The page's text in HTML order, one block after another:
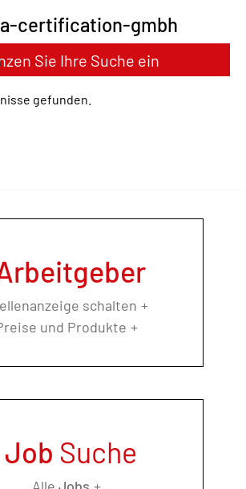
certification-gmbh
Sie Ihre Suche ein
gefunden.
schalten
und Produkte
Job Suche